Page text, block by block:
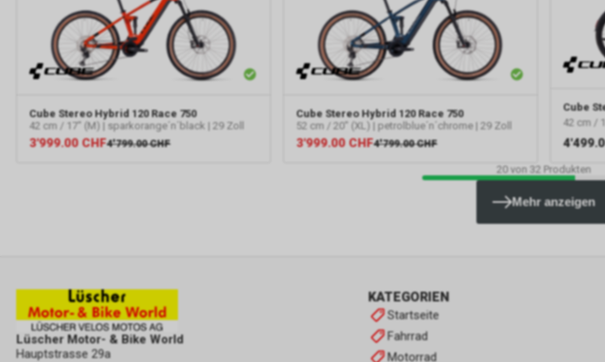
Cube Stereo Hybrid 120 Race 750
42 cm / 17" (M) | sparkorange´n´black | 29 Zoll
3'999.00 CHF4'799.00 CHF
Cube Stereo Hybrid 120 Race 750
52 cm / 20" (XL) | petrolblue´n´chrome | 29 Zoll
3'999.00 CHF4'799.00 CHF
Cube
42 cm /
20von 32 Produkten
Mehr anzeigen
Lüscher Motor- & Bike World
Hauptstrasse 29a
KATEGORIEN
Startseite
Fahrrad
Motorrad